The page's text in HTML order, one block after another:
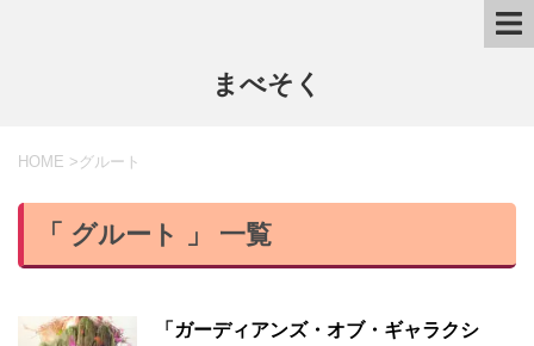
まべそく
HOME > グルート
「 グルート 」 一覧
「ガーディアンズ・オブ・ギャラクシ